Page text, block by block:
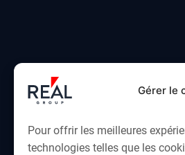
Gérer le
Pour offrir les meilleures
technologies telles que les
Équipe